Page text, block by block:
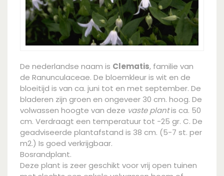
De nederlandse naam is Clematis, familie van
de Ranunculaceae. De bloemkleur is wit en de
bloeitijd is van ca. juni tot en met september. De
bladeren zijn groen en ongeveer 30 cm. hoog. De
volwassen hoogte van deze vaste plantis ca. 50
cm. Verdraagt een temperatuur tot -25 gr. C. De
geadviseerde plantafstand is 38 cm. (5-7 st. per
m2.) Is goed verkrijgbaar.
Bosrandplant.
Deze plant is zeer geschikt voor vrij open tuinen